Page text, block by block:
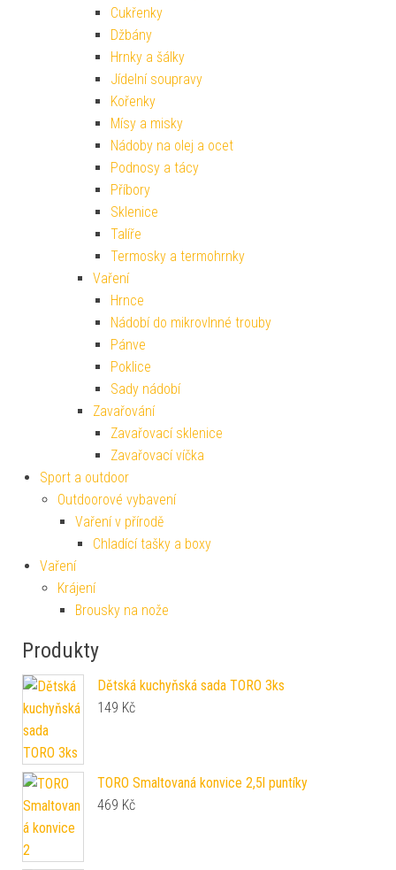
Cukřenky
Džbány
Hrnky a šálky
Jídelní soupravy
Kořenky
Mísy a misky
Nádoby na olej a ocet
Podnosy a tácy
Příbory
Sklenice
Talíře
Termosky a termohrnky
Vaření
Hrnce
Nádobí do mikrovlnné trouby
Pánve
Poklice
Sady nádobí
Zavařování
Zavařovací sklenice
Zavařovací víčka
Sport a outdoor
Outdoorové vybavení
Vaření v přírodě
Chladící tašky a boxy
Vaření
Krájení
Brousky na nože
Produkty
Dětská kuchyňská sada TORO 3ks
149 Kč
TORO Smaltovaná konvice 2,5l puntíky
469 Kč